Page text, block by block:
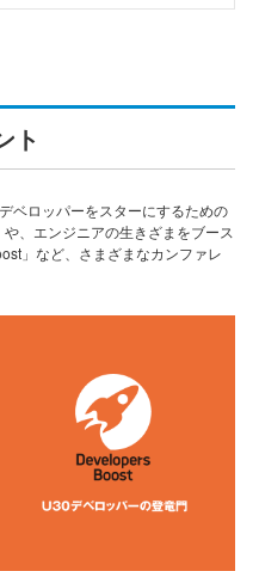
ト
ベロッパーをスターにするための
、エンジニアの生きざまをブース
」など、さまざまなカンファレ